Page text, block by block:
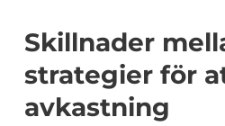
Skillnader
strategier för
avkastning